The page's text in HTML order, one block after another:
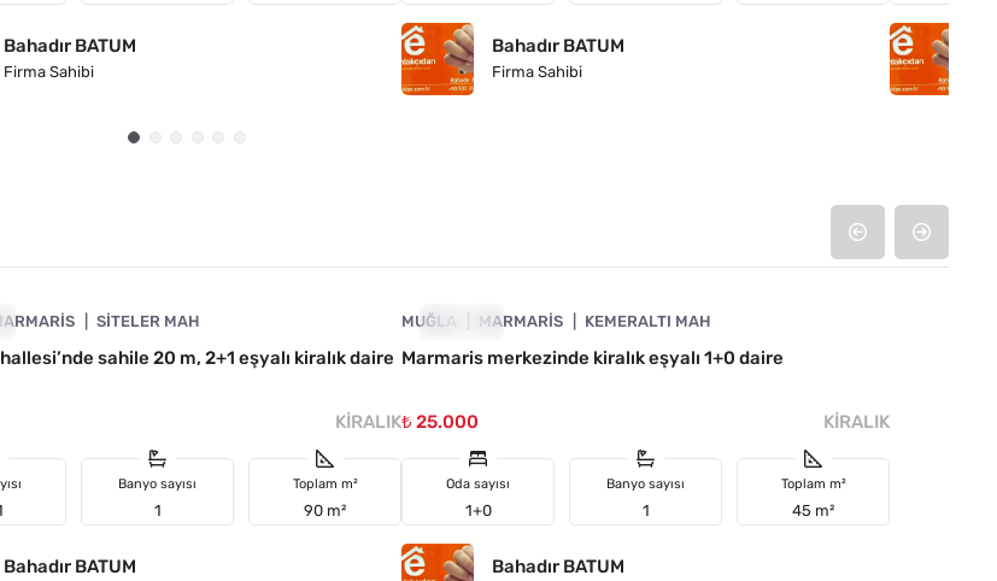
Bahadır BATUM
Firma Sahibi
Bahadır BATUM
Firma Sahibi
SITELER MAH
sahile 20 m, 2+1 eşyalı kiralık daire
KIRALIK
Banyo sayısı
1
Toplam m²
90 m²
Bahadır BATUM
KIRALIK
MUĞLA MARMARIS KEMERALTI MAH
Marmaris merkezinde kiralık eşyalı 1+0 daire
₺ 25.000 KIRALIK
Oda sayısı
1+0
Banyo sayısı
1
Toplam m²
45 m²
Bahadır BATUM